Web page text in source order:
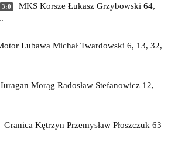
3:0 MKS Korsze Łukasz Grzybowski 64,
Lubawa Michał Twardowski 6, 13, 32,
Morąg Radosław Stefanowicz 12,
Granica Kętrzyn Przemysław Płoszczuk 63